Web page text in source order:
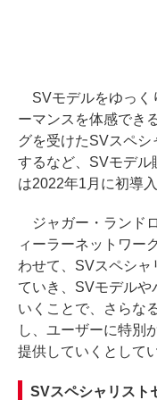
SVモデルをゆっく
ーマンスを体感でき
グを受けたSVスペシ
するなど、SVモデル
は2022年1月に初導
ジャガー・ランド
ィーラーネットワー
わせて、SVスペシャ
ていき、SVモデルや
いくことで、さらな
し、ユーザーに特別
提供していくとしてい
SVスペシャリスト